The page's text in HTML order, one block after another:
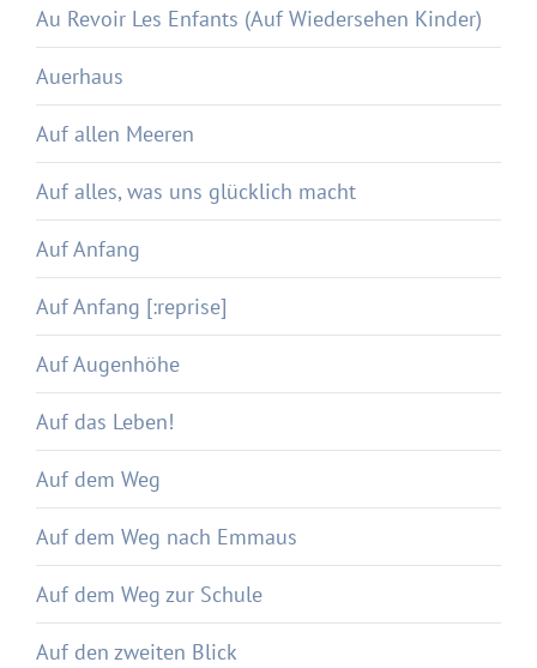
Au Revoir Les Enfants (Auf Wiedersehen Kinder)
Auerhaus
Auf allen Meeren
Auf alles, was uns glücklich macht
Auf Anfang
Auf Anfang [:reprise]
Auf Augenhöhe
Auf das Leben!
Auf dem Weg
Auf dem Weg nach Emmaus
Auf dem Weg zur Schule
Auf den zweiten Blick